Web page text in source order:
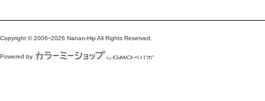
Copyright © 2006ｰ2026 Nanan-Hip All Rights Reserved.
Powered by